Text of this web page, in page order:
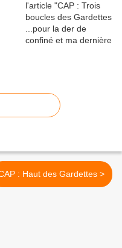
CAP : Haut des Gardettes >